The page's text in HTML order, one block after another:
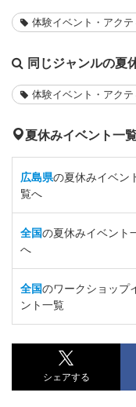
体験イベント・アクテ
同じジャンルの夏
体験イベント・アクテ
夏休みイベント一
広島県の夏休みイベン
覧へ
全国の夏休みイベント
へ
全国のワークショップ
ント一覧
シェアする